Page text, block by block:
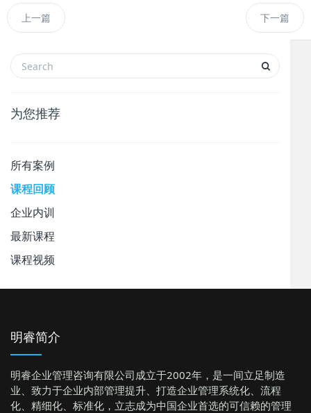
上一篇 下一篇
为您推荐
所有案例
课程回顾
企业内训
最新课程
课程视频
明睿简介
明睿企业管理咨询有限公司成立于2002年，是一间立足制造
业、致力于企业内部管理提升、打造企业管理系统化、流程
化、精细化、标准化，立志成为中国企业首选的可信赖的管理